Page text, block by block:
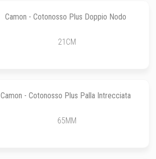
Camon - Cotonosso Plus Doppio Nodo
21CM
Camon - Cotonosso Plus Palla Intrecciata
65MM